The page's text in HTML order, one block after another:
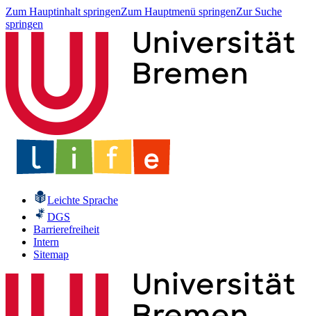
Zum Hauptinhalt springenZum Hauptmenü springenZur Suche
springen
Leichte Sprache
DGS
Barrierefreiheit
Intern
Sitemap